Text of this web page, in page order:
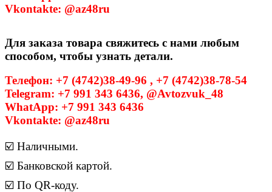
Vkontakte: @az48ru
Для заказа товара свяжитесь с нами любым
способом, чтобы узнать детали.
Телефон: +7 (4742)38-49-96 , +7 (4742)38-78-54
Telegram: +7 991 343 6436, @Avtozvuk_48
WhatApp: +7 991 343 6436
Vkontakte: @az48ru
☑️ Наличными.
☑️ Банковской картой.
☑️ По QR-коду.